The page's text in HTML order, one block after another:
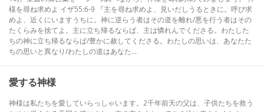
様を尋ね求めよ イザ55:6-9 『主を尋ね求めよ、見いだしうるときに。呼び求
めよ、近くにいますうちに。神に逆らう者はその道を離れ/悪を行う者はその
たくらみを捨てよ。主に立ち帰るならば、主は憐れんでくださる。わたした
ちの神に立ち帰るならば/豊かに赦してくださる。わたしの思いは、あなたた
ちの思いと異なり/わたしの道はあなた...
愛する神様
神様は私たちを愛していらっしゃいます。2千年前天の父は、子供たちを救う